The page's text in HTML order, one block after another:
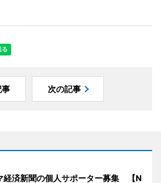
事 次の記事
経済新聞の個人サポーター募集 【N